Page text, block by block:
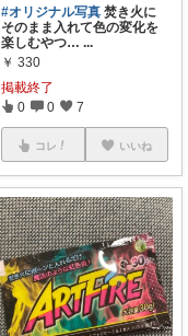
#オリジナル写真 焚き火に
そのまま入れて色の変化を
楽しむやつ… ...
￥ 330
掲載終了
0 0 7
コレ いいね